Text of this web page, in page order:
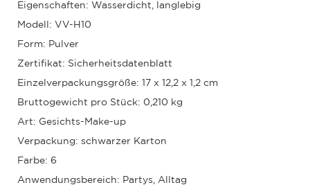
Eigenschaften: Wasserdicht, langlebig
Modell: VV-H10
Form: Pulver
Zertifikat: Sicherheitsdatenblatt
Einzelverpackungsgröße: 17 x 12,2 x 1,2 cm
Bruttogewicht pro Stück: 0,210 kg
Art: Gesichts-Make-up
Verpackung: schwarzer Karton
Farbe: 6
Anwendungsbereich: Partys, Alltag